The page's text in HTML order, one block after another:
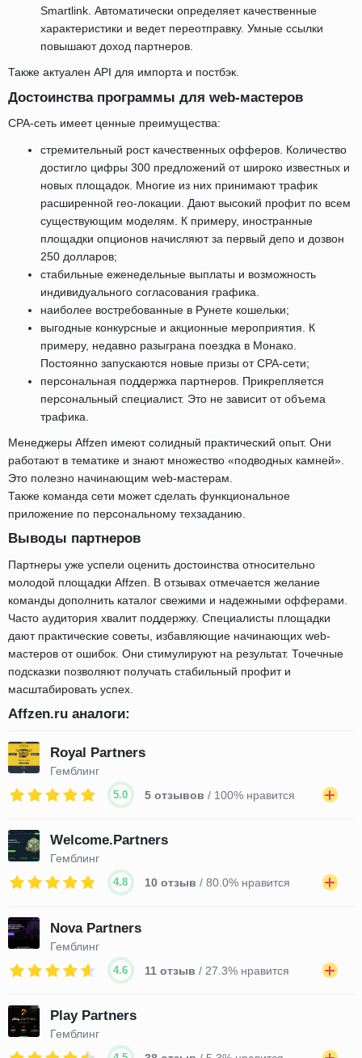
Smartlink. Автоматически определяет качественные
характеристики и ведет переотправку. Умные ссылки
повышают доход партнеров.
Также актуален API для импорта и постбэк.
Достоинства программы для web-мастеров
СРА-сеть имеет ценные преимущества:
стремительный рост качественных офферов. Количество
достигло цифры 300 предложений от широко известных и
новых площадок. Многие из них принимают трафик
расширенной гео-локации. Дают высокий профит по всем
существующим моделям. К примеру, иностранные
площадки опционов начисляют за первый депо и дозвон
250 долларов;
стабильные еженедельные выплаты и возможность
индивидуального согласования графика.
наиболее востребованные в Рунете кошельки;
выгодные конкурсные и акционные мероприятия. К
примеру, недавно разыграна поездка в Монако.
Постоянно запускаются новые призы от СРА-сети;
персональная поддержка партнеров. Прикрепляется
персональный специалист. Это не зависит от объема
трафика.
Менеджеры Affzen имеют солидный практический опыт. Они
работают в тематике и знают множество «подводных камней».
Это полезно начинающим web-мастерам.
Также команда сети может сделать функциональное
приложение по персональному техзаданию.
Выводы партнеров
Партнеры уже успели оценить достоинства относительно
молодой площадки Affzen. В отзывах отмечается желание
команды дополнить каталог свежими и надежными офферами.
Часто аудитория хвалит поддержку. Специалисты площадки
дают практические советы, избавляющие начинающих web-
мастеров от ошибок. Они стимулируют на результат. Точечные
подсказки позволяют получать стабильный профит и
масштабировать успех.
Affzen.ru аналоги:
Royal Partners
Гемблинг
5.0 5 отзывов / 100% нравится
Welcome.Partners
Гемблинг
4.8 10 отзыв / 80.0% нравится
Nova Partners
Гемблинг
4.6 11 отзыв / 27.3% нравится
Play Partners
Гемблинг